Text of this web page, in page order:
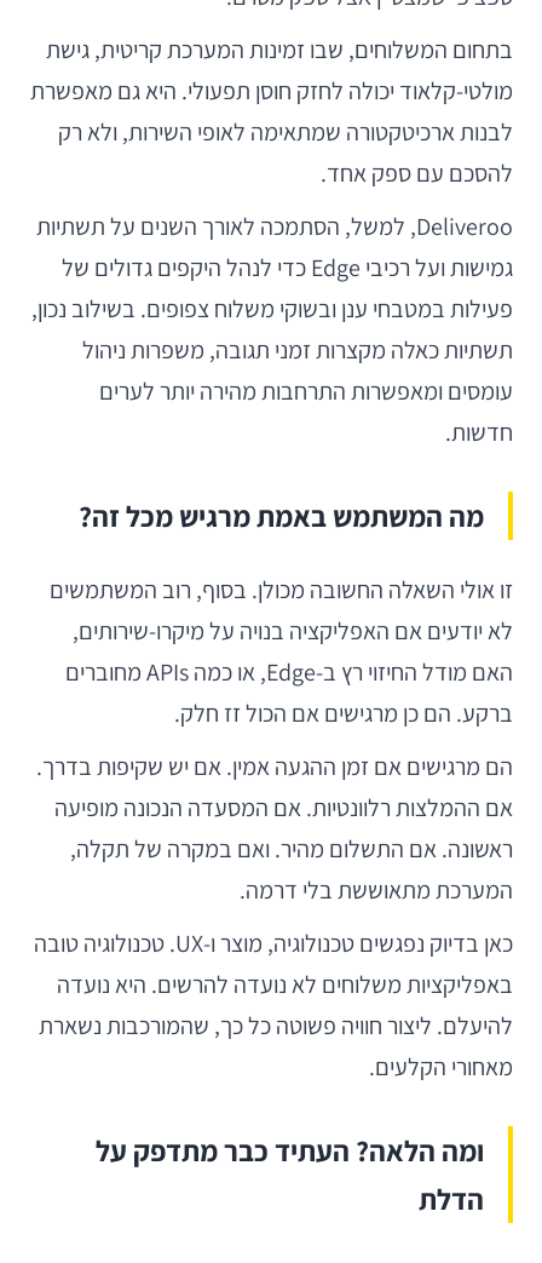
בתחום המשלוחים, שבו זמינות המערכת קריטית, גישת
מולטי-קלאוד יכולה לחזק חוסן תפעולי. היא גם מאפשרת
לבנות ארכיטקטורה שמתאימה לאופי השירות, ולא רק
להסכם עם ספק אחד.
Deliveroo, למשל, הסתמכה לאורך השנים על תשתיות
גמישות ועל רכיבי Edge כדי לנהל היקפים גדולים של
פעילות במטבחי ענן ובשוקי משלוח צפופים. בשילוב נכון,
תשתיות כאלה מקצרות זמני תגובה, משפרות ניהול
עומסים ומאפשרות התרחבות מהירה יותר לערים
חדשות.
מה המשתמש באמת מרגיש מכל זה?
זו אולי השאלה החשובה מכולן. בסוף, רוב המשתמשים
לא יודעים אם האפליקציה בנויה על מיקרו-שירותים,
האם מודל החיזוי רץ ב-Edge, או כמה APIs מחוברים
ברקע. הם כן מרגישים אם הכול זז חלק.
הם מרגישים אם זמן ההגעה אמין. אם יש שקיפות בדרך.
אם ההמלצות רלוונטיות. אם המסעדה הנכונה מופיעה
ראשונה. אם התשלום מהיר. ואם במקרה של תקלה,
המערכת מתאוששת בלי דרמה.
כאן בדיוק נפגשים טכנולוגיה, מוצר ו-UX. טכנולוגיה טובה
באפליקציות משלוחים לא נועדה להרשים. היא נועדה
להיעלם. ליצור חוויה פשוטה כל כך, שהמורכבות נשארת
מאחורי הקלעים.
ומה הלאה? העתיד כבר מתדפק על
הדלת